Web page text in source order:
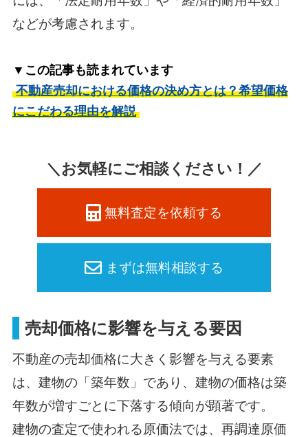
などが考慮されます。
▼この記事も読まれています
不動産売却における価格の決め方とは？希望価格
にこだわる理由を解説
＼お気軽にご相談ください！／
無料査定を依頼する
まずは無料相談する
売却価格に影響を与える要因
不動産の売却価格に大きく影響を与える要素
は、建物の「築年数」であり、建物の価格は築
年数が増すごとに下落する傾向が顕著です。
建物の査定で使われる原価法では、再調達原価